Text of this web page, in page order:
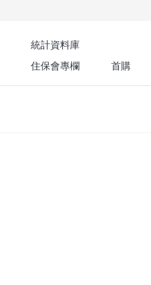
統計資料庫
住保會專欄 首購